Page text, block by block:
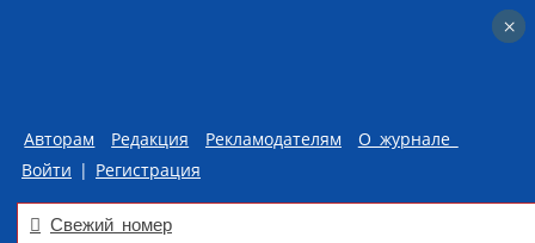
Авторам Редакция Рекламодателям
О журнале
Войти | Регистрация
Свежий номер
×
×